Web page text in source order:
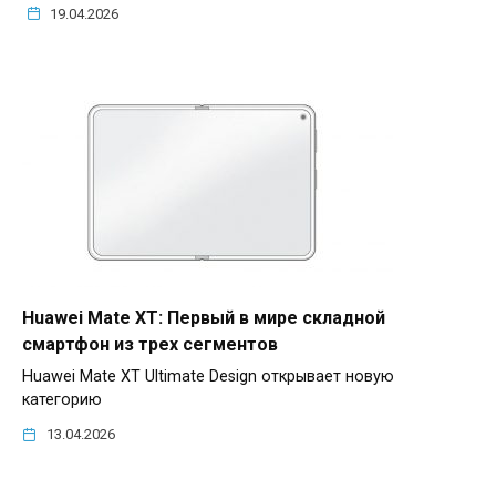
19.04.2026
Huawei Mate XT: Первый в мире складной
смартфон из трех сегментов
Huawei Mate XT Ultimate Design открывает новую
категорию
13.04.2026